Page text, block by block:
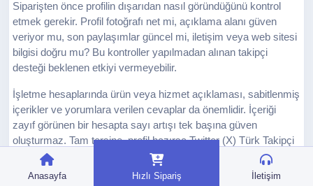
Siparişten önce profilin dışarıdan nasıl göründüğünü kontrol
etmek gerekir. Profil fotoğrafı net mi, açıklama alanı güven
veriyor mu, son paylaşımlar güncel mi, iletişim veya web sitesi
bilgisi doğru mu? Bu kontroller yapılmadan alınan takipçi
desteği beklenen etkiyi vermeyebilir.
İşletme hesaplarında ürün veya hizmet açıklaması, sabitlenmiş
içerikler ve yorumlara verilen cevaplar da önemlidir. İçeriği
zayıf görünen bir hesapta sayı artışı tek başına güven
oluşturmaz. Tam tersine, profil hazırsa Twitter (X) Türk Takipçi
paketi ilk izlenimi daha güçlü hale getirebilir.
Anasayfa Hızlı Sipariş İletişim